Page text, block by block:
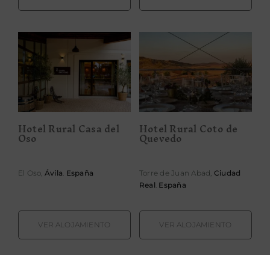
Hotel Rural
Casa del Oso
Hotel Rural Casa del
Oso
El Oso, Ávila. España
VER ALOJAMIENTO
Hotel Rural
Coto de
Quevedo
Hotel Rural Coto de
Quevedo
Torre de Juan Abad, Ciudad
Real. España
VER ALOJAMIENTO